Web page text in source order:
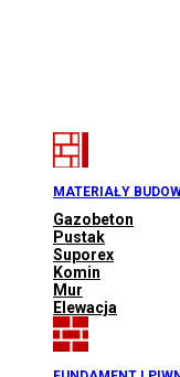
MATERIAŁY
Gazobeton
Pustak
Suporex
Komin
Mur
Elewacja